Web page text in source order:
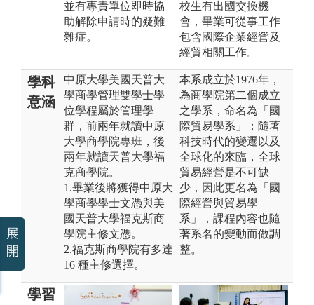
並有專責單位即時協
助解除申請時的疑難
雜症。
校生有出國交換機
會，畢業可從事工作
包含國際企業經營及
經貿相關工作。
學科
意涵
中原大學美國天普大
學商學管理雙學士學
位學程屬於管理學
群，前兩年就讀中原
大學商學院專班，後
兩年就讀天普大學福
克商學院。
1.畢業後將獲得中原大
學商學學士文憑與美
國天普大學福克斯商
學院主修文憑。
2.福克斯商學院有多達
16 種主修選擇。
本系成立於1976年，
為商學院第二個成立
之學系，命名為「國
際貿易學系」；隨著
科技時代的變遷以及
全球化的來臨，全球
貿易經營是不可缺
少，因此更名為「國
際經營與貿易學
系」，課程內容也隨
著系名的變動而做調
整。
學習
展
開